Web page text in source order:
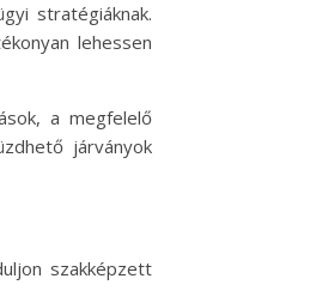
stratégiáknak.
lehessen
a megfelelő
járványok
szakképzett